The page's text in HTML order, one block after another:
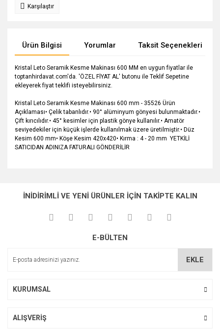
Karşılaştır
Ürün Bilgisi Yorumlar Taksit Seçenekleri
Kristal Leto Seramik Kesme Makinası 600 MM en uygun fiyatlar ile
toptanhirdavat.com'da. 'ÖZEL FİYAT AL' butonu ile Teklif Sepetine
ekleyerek fiyat teklifi isteyebilirsiniz.
Kristal Leto Seramik Kesme Makinası 600 mm - 35526 Ürün
Açıklaması• Çelik tabanlıdır.• 90° alüminyum gönyesi bulunmaktadır.•
Çift kırıcılıdır.• 45° kesimler için plastik gönye kullanılır.• Amatör
seviyedekiler için küçük işlerde kullanılmak üzere üretilmiştir.• Düz
Kesim 600 mm• Köşe Kesim 420x420• Kırma : 4 - 20 mm YETKİLİ
SATICIDAN ADINIZA FATURALI GÖNDERİLİR
Yorum Yaz
kullanarak tarafımıza iletebilirsiniz.
Görüş ve önerileriniz için teşekkür ederiz.
Ürün açıklamasında eksik bilgiler bulunuyor.
İNİDİRİMLİ VE YENİ ÜRÜNLER İÇİN TAKİPTE KALIN
E-BÜLTEN
EKLE
KURUMSAL
ALIŞVERİŞ